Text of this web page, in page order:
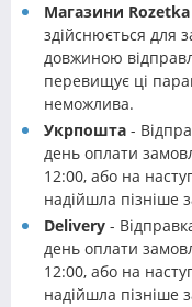
Магазини Rozetka
здійснюється для
довжиною
перевищує ці
неможлива.
Укрпошта -
день оплати
12:00, або на
надійшла пізніше
Delivery -
день оплати
12:00, або на
надійшла пізніше